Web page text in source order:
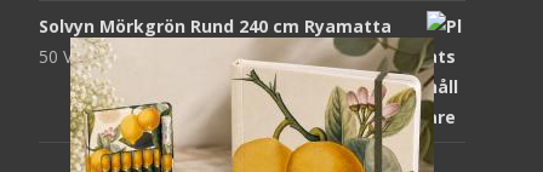
Solvyn Mörkgrön Rund 240 cm Ryamatta
50 Views1 871